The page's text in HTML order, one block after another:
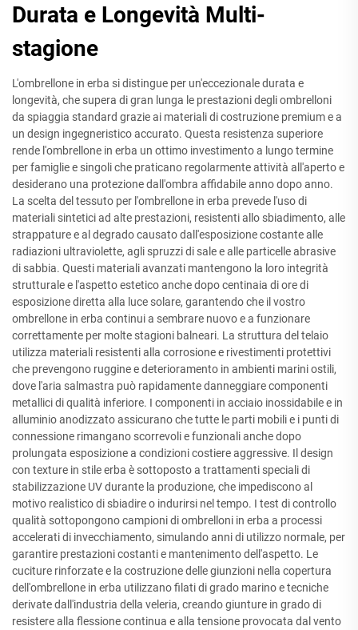
Durata e Longevità Multi-
stagione
L'ombrellone in erba si distingue per un'eccezionale durata e
longevità, che supera di gran lunga le prestazioni degli ombrelloni
da spiaggia standard grazie ai materiali di costruzione premium e a
un design ingegneristico accurato. Questa resistenza superiore
rende l'ombrellone in erba un ottimo investimento a lungo termine
per famiglie e singoli che praticano regolarmente attività all'aperto e
desiderano una protezione dall'ombra affidabile anno dopo anno.
La scelta del tessuto per l'ombrellone in erba prevede l'uso di
materiali sintetici ad alte prestazioni, resistenti allo sbiadimento, alle
strappature e al degrado causato dall'esposizione costante alle
radiazioni ultraviolette, agli spruzzi di sale e alle particelle abrasive
di sabbia. Questi materiali avanzati mantengono la loro integrità
strutturale e l'aspetto estetico anche dopo centinaia di ore di
esposizione diretta alla luce solare, garantendo che il vostro
ombrellone in erba continui a sembrare nuovo e a funzionare
correttamente per molte stagioni balneari. La struttura del telaio
utilizza materiali resistenti alla corrosione e rivestimenti protettivi
che prevengono ruggine e deterioramento in ambienti marini ostili,
dove l'aria salmastra può rapidamente danneggiare componenti
metallici di qualità inferiore. I componenti in acciaio inossidabile e in
alluminio anodizzato assicurano che tutte le parti mobili e i punti di
connessione rimangano scorrevoli e funzionali anche dopo
prolungata esposizione a condizioni costiere aggressive. Il design
con texture in stile erba è sottoposto a trattamenti speciali di
stabilizzazione UV durante la produzione, che impediscono al
motivo realistico di sbiadire o indurirsi nel tempo. I test di controllo
qualità sottopongono campioni di ombrelloni in erba a processi
accelerati di invecchiamento, simulando anni di utilizzo normale, per
garantire prestazioni costanti e mantenimento dell'aspetto. Le
cuciture rinforzate e la costruzione delle giunzioni nella copertura
dell'ombrellone in erba utilizzano filati di grado marino e tecniche
derivate dall'industria della veleria, creando giunture in grado di
resistere alla flessione continua e alla tensione provocata dal vento